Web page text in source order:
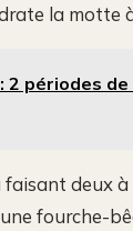
la motte
2 périodes
deux
fourche-